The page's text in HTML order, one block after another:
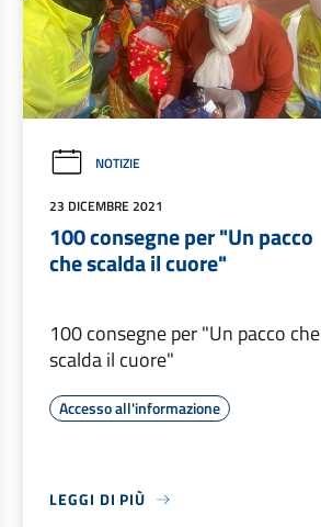
NOTIZIE
23 DICEMBRE 2021
100 consegne per "Un pacco
che scalda il cuore"
100 consegne per "Un pacco che
scalda il cuore"
Accesso all'informazione
LEGGI DI PIÙ